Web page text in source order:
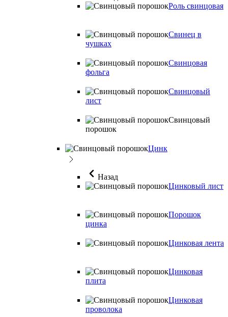
Роль свинцовая
Свинец в
чушках
Свинцовая
фольга
Свинцовый
лист
Свинцовый
порошок
Цинк
Назад
Цинковый лист
Порошок
цинка
Цинковая лента
Цинковая
плита
Цинковая
проволока